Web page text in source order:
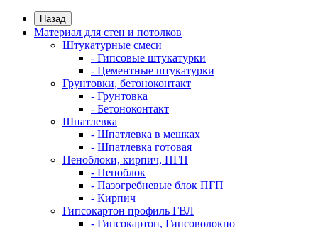
Назад
Материал для стен и потолков
Штукатурные смеси
- Гипсовые штукатурки
- Цементные штукатурки
Грунтовки, бетоноконтакт
- Грунтовка
- Бетоноконтакт
Шпатлевка
- Шпатлевка в мешках
- Шпатлевка готовая
Пеноблоки, кирпич, ПГП
- Пеноблок
- Пазогребневые блок ПГП
- Кирпич
Гипсокартон профиль ГВЛ
- Гипсокартон, Гипсоволокно